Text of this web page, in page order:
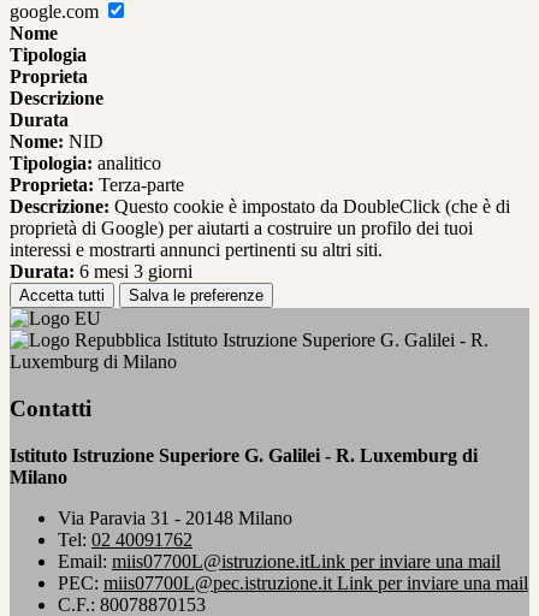
google.com
Nome
Tipologia
Proprieta
Descrizione
Durata
Nome: NID
Tipologia: analitico
Proprieta: Terza-parte
Descrizione: Questo cookie è impostato da DoubleClick (che è di
proprietà di Google) per aiutarti a costruire un profilo dei tuoi
interessi e mostrarti annunci pertinenti su altri siti.
Durata: 6 mesi 3 giorni
Accetta tutti Salva le preferenze
Istituto Istruzione Superiore G. Galilei - R.
Luxemburg di Milano
Contatti
Istituto Istruzione Superiore G. Galilei - R. Luxemburg di
Milano
Via Paravia 31 - 20148 Milano
Tel: 02 40091762
Email: miis07700L@istruzione.itLink per inviare una mail
PEC: miis07700L@pec.istruzione.it Link per inviare una mail
C.F.: 80078870153